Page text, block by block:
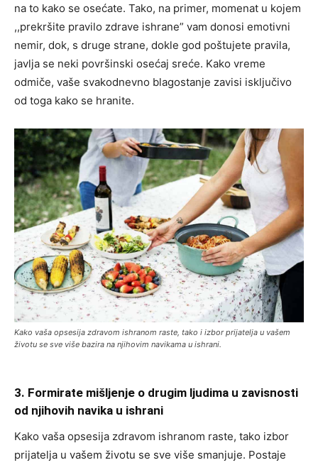
na to kako se osećate. Tako, na primer, momenat u kojem
,,prekršite pravilo zdrave ishrane” vam donosi emotivni
nemir, dok, s druge strane, dokle god poštujete pravila,
javlja se neki površinski osećaj sreće. Kako vreme
odmiče, vaše svakodnevno blagostanje zavisi isključivo
od toga kako se hranite.
Kako vaša opsesija zdravom ishranom raste, tako i izbor prijatelja u vašem
životu se sve više bazira na njihovim navikama u ishrani.
3. Formirate mišljenje o drugim ljudima u zavisnosti
od njihovih navika u ishrani
Kako vaša opsesija zdravom ishranom raste, tako izbor
prijatelja u vašem životu se sve više smanjuje. Postaje